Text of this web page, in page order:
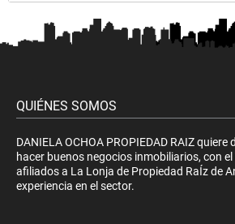
QUIÉNES SOMOS
DANIELA OCHOA PROPIEDAD RAIZ
hacer buenos negocios inmobiliarios, con
afiliados a La Lonja de Propiedad RaÍz de
experiencia en el sector.